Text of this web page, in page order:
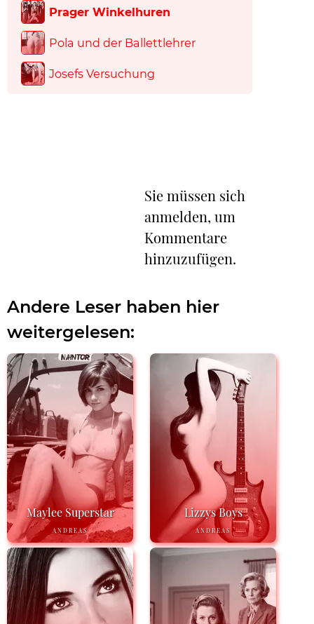
Prager Winkelhuren
Pola und der Ballettlehrer
Josefs Versuchung
Sie müssen sich
anmelden, um
Kommentare
hinzuzufügen.
Andere Leser haben hier
weitergelesen:
Maylee Superstar
ANDREAS
Lizzys Boys
ANDREAS